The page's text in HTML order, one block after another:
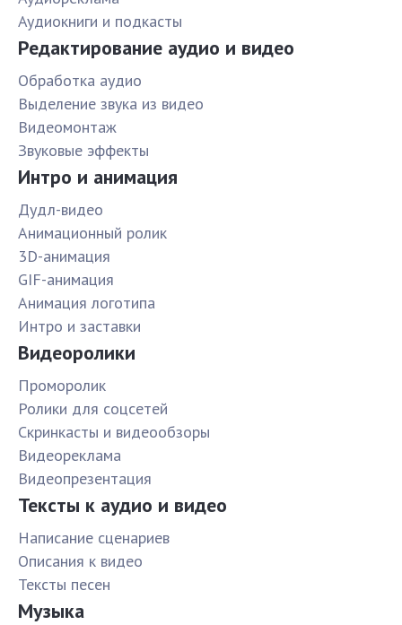
Аудиокниги и подкасты
Редактирование аудио и видео
Обработка аудио
Выделение звука из видео
Видеомонтаж
Звуковые эффекты
Интро и анимация
Дудл-видео
Анимационный ролик
3D-анимация
GIF-анимация
Анимация логотипа
Интро и заставки
Видеоролики
Проморолик
Ролики для соцсетей
Скринкасты и видеообзоры
Видеореклама
Видеопрезентация
Тексты к аудио и видео
Написание сценариев
Описания к видео
Тексты песен
Музыка